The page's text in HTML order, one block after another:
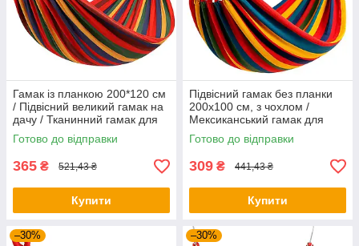
Гамак із планкою 200*120 см
/ Підвісний великий гамак на
дачу / Тканинний гамак для
відпочинку
Готово до відправки
365 ₴ 521,43 ₴
Купити
Підвісний гамак без планки
200х100 см, з чохлом /
Мексиканський гамак для
відпочинку / Туристичний
гамак
Готово до відправки
309 ₴ 441,43 ₴
Купити
–30% –30%